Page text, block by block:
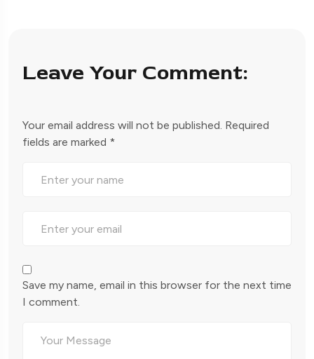
Leave Your Comment:
Your email address will not be published. Required
fields are marked *
Save my name, email in this browser for the next time
I comment.